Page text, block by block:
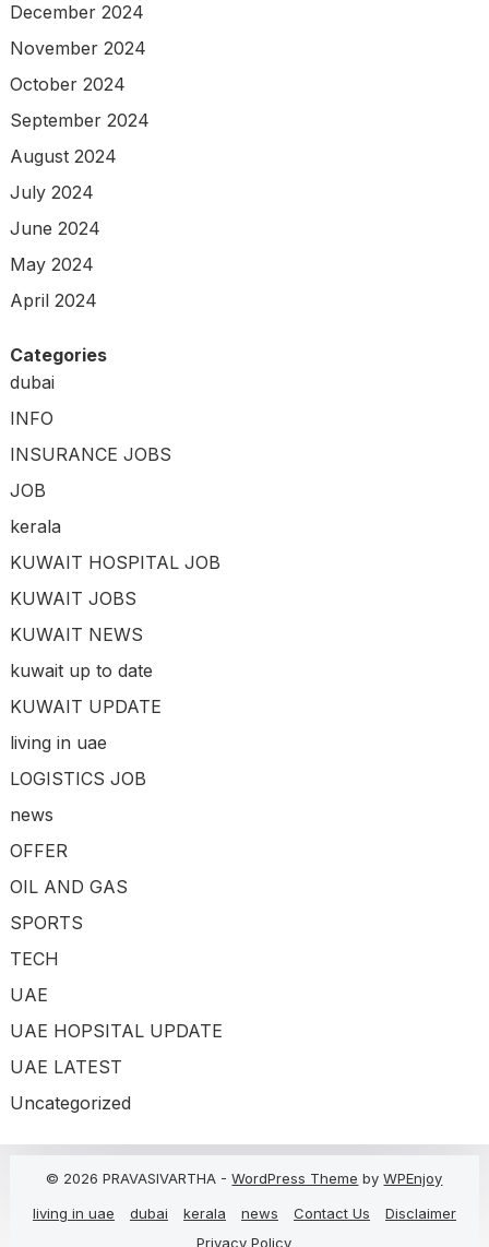
December 2024
November 2024
October 2024
September 2024
August 2024
July 2024
June 2024
May 2024
April 2024
Categories
dubai
INFO
INSURANCE JOBS
JOB
kerala
KUWAIT HOSPITAL JOB
KUWAIT JOBS
KUWAIT NEWS
kuwait up to date
KUWAIT UPDATE
living in uae
LOGISTICS JOB
news
OFFER
OIL AND GAS
SPORTS
TECH
UAE
UAE HOPSITAL UPDATE
UAE LATEST
Uncategorized
© 2026 PRAVASIVARTHA -WordPress Theme byWPEnjoy
living in uae
dubai kerala news Contact Us
Disclaimer
Privacy Policy